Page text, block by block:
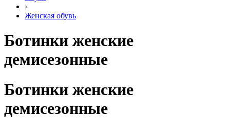
›
Женская обувь
Ботинки женские
демисезонные
Ботинки женские
демисезонные